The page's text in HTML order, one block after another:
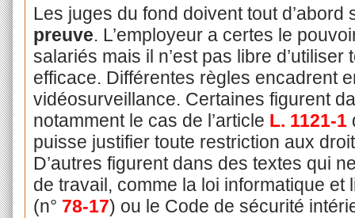
Les juges du fond doivent tout
preuve. L’employeur a certes le
salariés mais il n’est pas libre d’utiliser
efficace. Différentes règles encadrent
vidéosurveillance. Certaines figurent
notamment le cas de l’article L. 1121-1
puisse justifier toute restriction aux
D’autres figurent dans des textes qui
de travail, comme la loi informatique et
(n° 78-17) ou le Code de sécurité